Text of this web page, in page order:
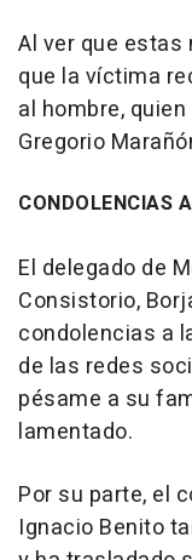
Al ver que
que la víctima
al hombre,
Gregorio
CONDOLENCIAS
El delegado de
Consistorio,
condolencias a
de las redes
pésame a su
lamentado.
Por su parte, el
Ignacio Benito